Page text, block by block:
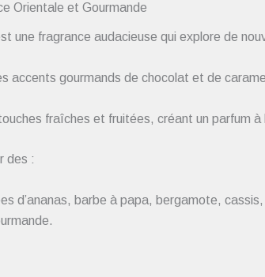
Orientale et Gourmande
une fragrance audacieuse qui explore de
accents gourmands de chocolat et de
fraîches et fruitées, créant un parfum
des :
d’ananas, barbe à papa, bergamote,